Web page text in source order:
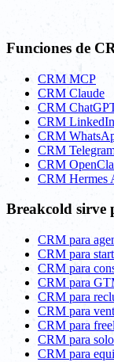
Funciones de
CRM MCP
CRM Claude
CRM
CRM LinkedIn
CRM
CRM
CRM
CRM Hermes
Breakcold sirve
CRM para
CRM para
CRM para
CRM para
CRM para
CRM para
CRM para
CRM para
CRM para